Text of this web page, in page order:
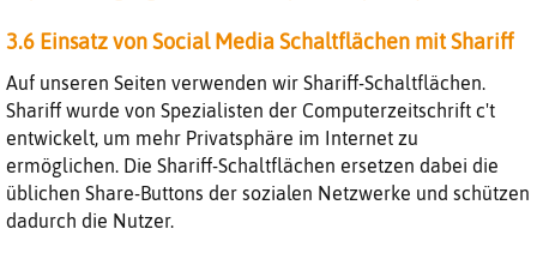
3.6 Einsatz von Social Media Schaltflächen mit Shariff
Auf unseren Seiten verwenden wir Shariff-Schaltflächen.
Shariff wurde von Spezialisten der Computerzeitschrift c't
entwickelt, um mehr Privatsphäre im Internet zu
ermöglichen. Die Shariff-Schaltflächen ersetzen dabei die
üblichen Share-Buttons der sozialen Netzwerke und schützen
dadurch die Nutzer.